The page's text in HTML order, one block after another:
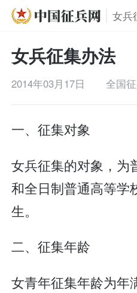
女兵
女兵征集办法
2014年03月17日 全国
一、征集对象
女兵征集的对象，为
和全日制普通高等学
生。
二、征集年龄
女青年征集年龄为年